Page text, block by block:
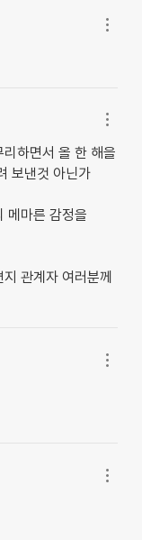
하면서 올 한 해을
보낸것 아닌가
메마른 감정을
관계자 여러분께